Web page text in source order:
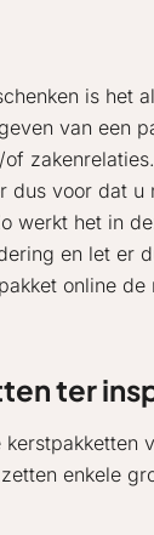
is
van
voor dat
werkt het in
en let er
online de
ter
enkele